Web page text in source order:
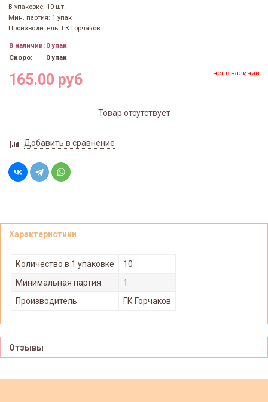
В упаковке: 10 шт.
Мин. партия: 1 упак
Производитель: ГК Горчаков
В наличии: 0 упак
Скоро:
0 упак
165.00 руб нет в наличии
Товар отсутствует
Добавить в сравнение
Характеристики
Количество в 1 упаковке
10
Минимальная партия
1
Производитель
ГК Горчаков
Отзывы